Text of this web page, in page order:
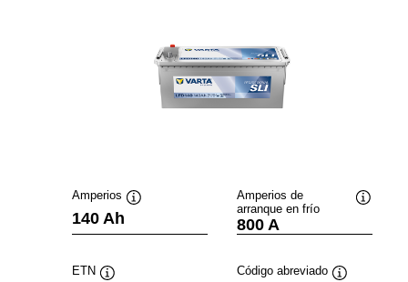
Amperios
140 Ah
Amperios de
arranque en frío
800 A
ETN
Código abreviado